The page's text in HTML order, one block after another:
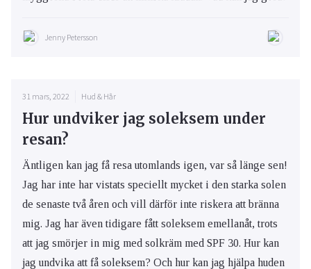
Jenny Petersson
31 mars, 2022 Hud & Hår
Hur undviker jag soleksem under
resan?
Äntligen kan jag få resa utomlands igen, var så länge sen!
Jag har inte har vistats speciellt mycket i den starka solen
de senaste två åren och vill därför inte riskera att bränna
mig. Jag har även tidigare fått soleksem emellanåt, trots
att jag smörjer in mig med solkräm med SPF 30. Hur kan
jag undvika att få soleksem? Och hur kan jag hjälpa huden